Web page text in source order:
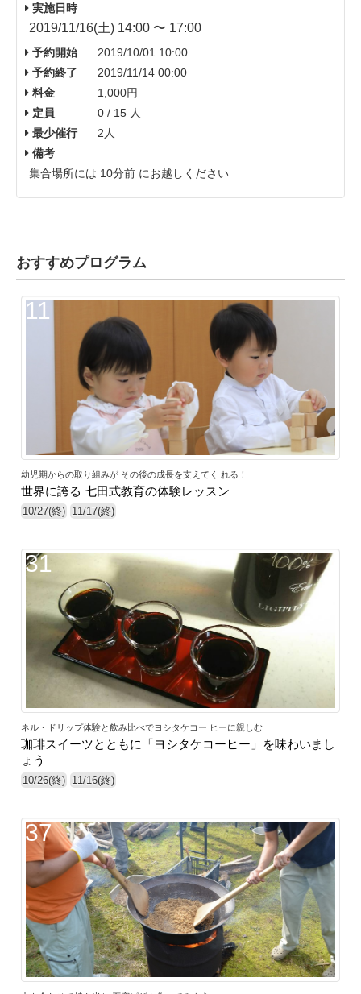
実施日時
2019/11/16(土) 14:00 〜 17:00
予約開始
2019/10/01 10:00
予約終了
2019/11/14 00:00
料金
1,000円
定員
0 / 15 人
最少催行
2人
備考
集合場所には 10分前 にお越しください
おすすめプログラム
11
幼児期からの取り組みが その後の成長を支えてく れる！
世界に誇る 七田式教育の体験レッスン
10/27(終) 11/17(終)
31
ネル・ドリップ体験と飲み比べでヨシタケコー ヒーに親しむ
珈琲スイーツとともに「ヨシタケコーヒー」を味わいまし
ょう
10/26(終) 11/16(終)
37